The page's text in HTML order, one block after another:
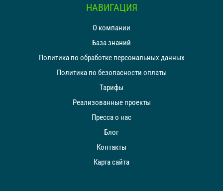
НАВИГАЦИЯ
О компании
База знаний
Политика по обработке персональных данных
Политика по безопасности оплаты
Тарифы
Реализованные проекты
Пресса о нас
Блог
Контакты
Карта сайта